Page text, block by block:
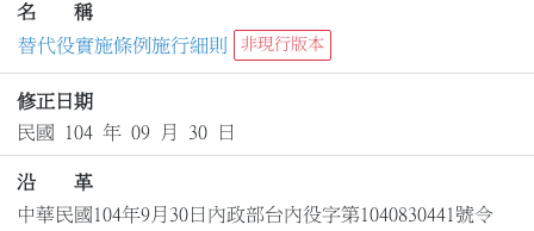
名 稱
替代役實施條例施行細則
非現行版本
修正日期
民國 104 年 09 月 30 日
沿 革
中華民國104年9月30日內政部台內役字第1040830441號令